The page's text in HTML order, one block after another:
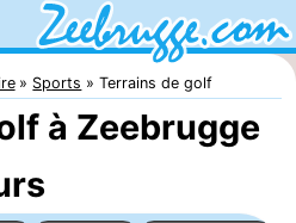
Sports Terrains de golf
à Zeebrugge